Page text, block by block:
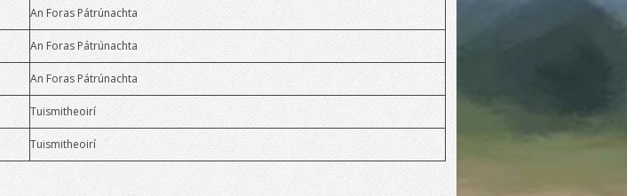
An Foras Pátrúnachta
An Foras Pátrúnachta
An Foras Pátrúnachta
Tuismitheoirí
Tuismitheoirí